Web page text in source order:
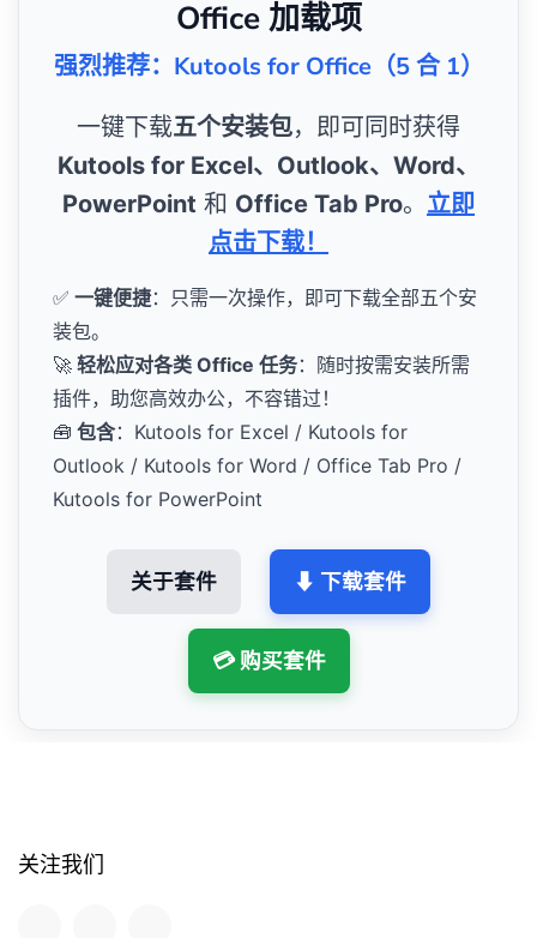
Office 加载项
强烈推荐：Kutools for Office（5 合 1）
一键下载五个安装包，即可同时获得
Kutools for Excel、Outlook、Word、
PowerPoint 和 Office Tab Pro。 立即
点击下载！
✅ 一键便捷：只需一次操作，即可下载全部五个安
装包。
🚀 轻松应对各类 Office 任务：随时按需安装所需
插件，助您高效办公，不容错过！
🧰 包含：Kutools for Excel / Kutools for
Outlook / Kutools for Word / Office Tab Pro /
Kutools for PowerPoint
关于套件 ⬇ 下载套件
💳 购买套件
关注我们